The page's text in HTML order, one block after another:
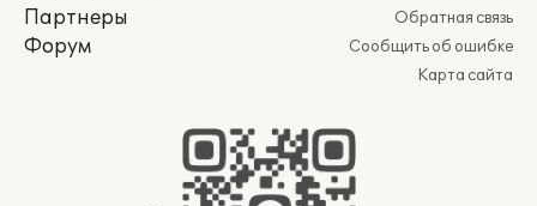
Партнеры
Форум
Обратная связь
Сообщить об ошибке
Карта сайта